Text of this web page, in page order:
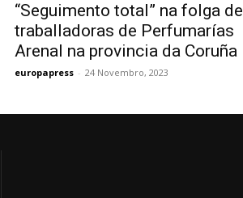
“Seguimento total” na folga de
traballadoras de Perfumarías
Arenal na provincia da Coruña
europapress - 24 Novembro, 2023